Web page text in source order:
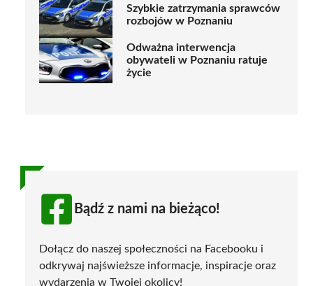
Szybkie zatrzymania sprawców
rozbojów w Poznaniu
Odważna interwencja
obywateli w Poznaniu ratuje
życie
Bądź z nami na bieżąco!
Dołącz do naszej społeczności na Facebooku i
odkrywaj najświeższe informacje, inspiracje oraz
wydarzenia w Twojej okolicy!